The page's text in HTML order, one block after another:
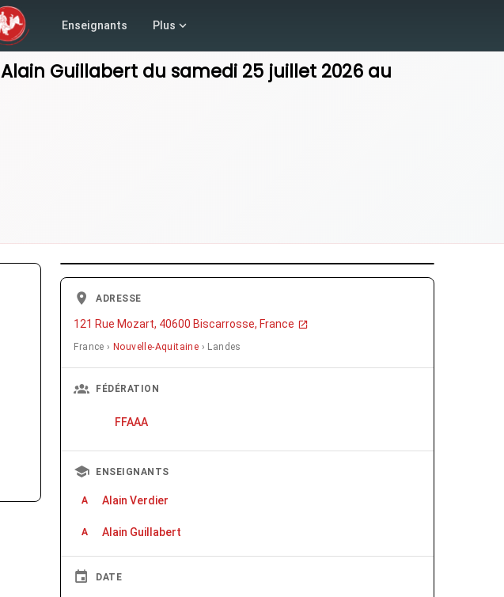
Enseignants Plus
Alain Guillabert du samedi 25 juillet 2026 au
ADRESSE
121 Rue Mozart, 40600 Biscarrosse, France
France › Nouvelle-Aquitaine › Landes
FÉDÉRATION
FFAAA
ENSEIGNANTS
A Alain Verdier
A Alain Guillabert
DATE